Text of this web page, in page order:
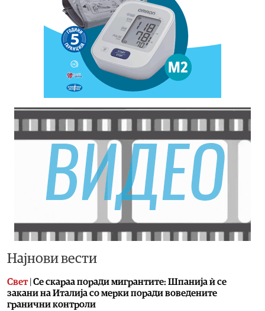
Најнови вести
Свет| Се скараа поради мигрантите: Шпанија ѝ се
закани на Италија со мерки поради воведените
гранични контроли